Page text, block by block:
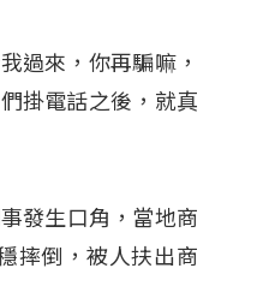
過來，你再騙嘛，
掛電話之後，就真
發生口角，當地商
摔倒，被人扶出商